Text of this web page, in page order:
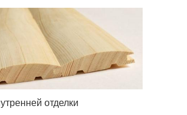
отделки